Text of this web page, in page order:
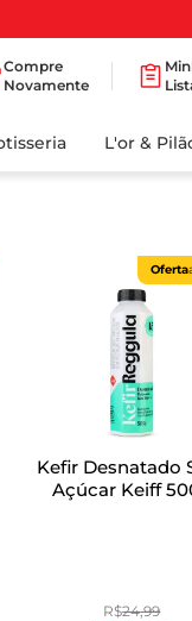
Compre
Novamente
L'or &
Oferta
Kefir Desnatado
Açúcar Keiff
R$24,99
biscoito